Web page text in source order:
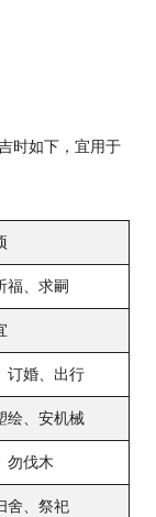
时如下，宜用于
福、求嗣
订婚、出行
绘、安机械
勿伐木
舍、祭祀